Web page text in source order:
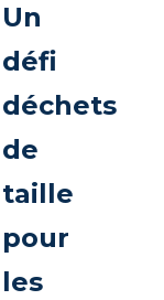
Un
défi
déchets
de
taille
pour
les